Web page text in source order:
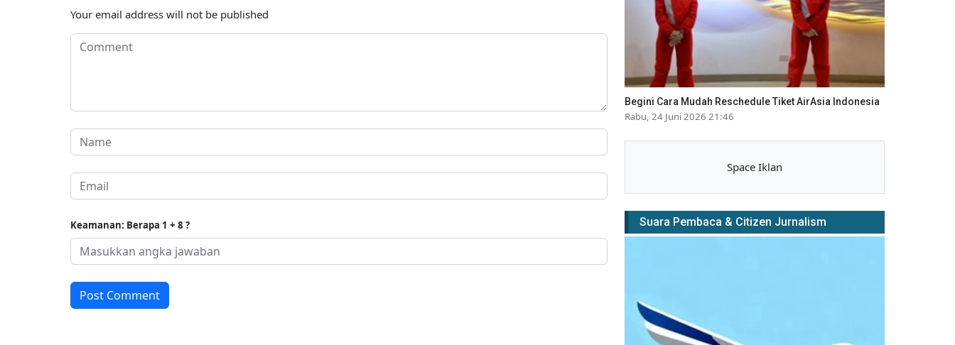
Your email address will not be published
Keamanan: Berapa 1 + 8 ?
Post Comment
Begini Cara Mudah Reschedule Tiket AirAsia Indonesia
Rabu, 24 Juni 2026 21:46
Space Iklan
Suara Pembaca & Citizen Jurnalism